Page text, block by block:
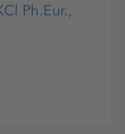
Ph.Eur.,